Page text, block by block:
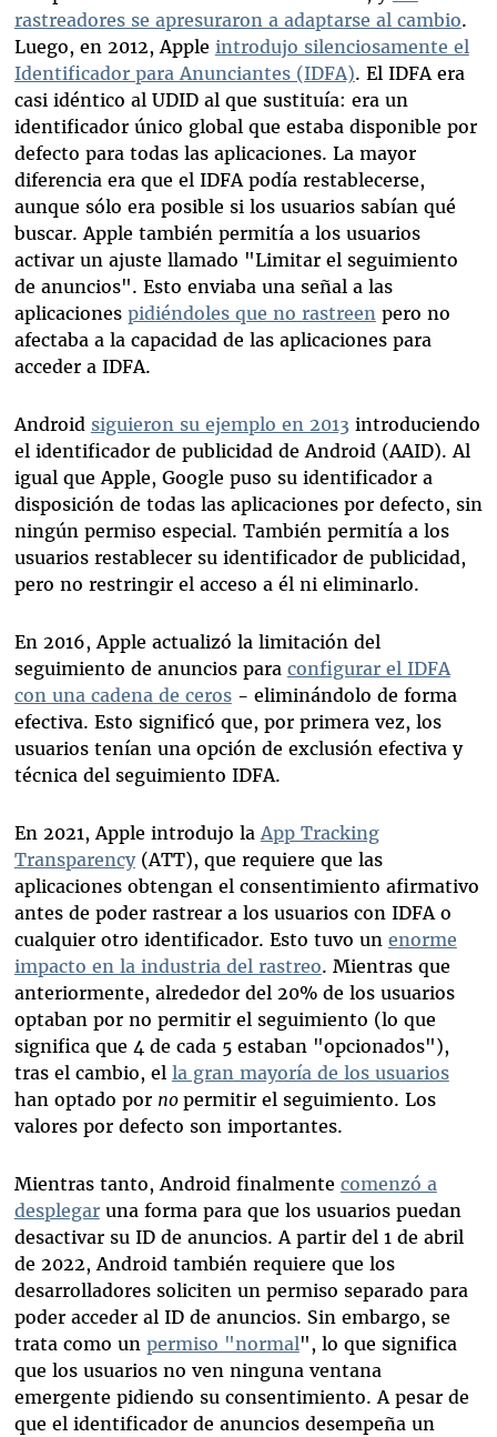
rastreadores se apresuraron a adaptarse al cambio.
Luego, en 2012, Apple introdujo silenciosamente el
Identificador para Anunciantes (IDFA). El IDFA era
casi idéntico al UDID al que sustituía: era un
identificador único global que estaba disponible por
defecto para todas las aplicaciones. La mayor
diferencia era que el IDFA podía restablecerse,
aunque sólo era posible si los usuarios sabían qué
buscar. Apple también permitía a los usuarios
activar un ajuste llamado "Limitar el seguimiento
de anuncios". Esto enviaba una señal a las
aplicaciones pidiéndoles que no rastreenpero no
afectaba a la capacidad de las aplicaciones para
acceder a IDFA.
Android siguieron su ejemplo en 2013introduciendo
el identificador de publicidad de Android (AAID). Al
igual que Apple, Google puso su identificador a
disposición de todas las aplicaciones por defecto, sin
ningún permiso especial. También permitía a los
usuarios restablecer su identificador de publicidad,
pero no restringir el acceso a él ni eliminarlo.
En 2016, Apple actualizó la limitación del
seguimiento de anuncios para configurar el IDFA
con una cadena de ceros- eliminándolo de forma
efectiva. Esto significó que, por primera vez, los
usuarios tenían una opción de exclusión efectiva y
técnica del seguimiento IDFA.
En 2021, Apple introdujo laApp Tracking
Transparency(ATT), que requiere que las
aplicaciones obtengan el consentimiento afirmativo
antes de poder rastrear a los usuarios con IDFA o
cualquier otro identificador. Esto tuvo un enorme
impacto en la industria del rastreo. Mientras que
anteriormente, alrededor del 20% de los usuarios
optaban por no permitir el seguimiento (lo que
significa que 4 de cada 5 estaban "opcionados"),
tras el cambio, el la gran mayoría de los usuarios
han optado por no permitir el seguimiento. Los
valores por defecto son importantes.
Mientras tanto, Android finalmente comenzó a
desplegaruna forma para que los usuarios puedan
desactivar su ID de anuncios. A partir del 1 de abril
de 2022, Android también requiere que los
desarrolladores soliciten un permiso separado para
poder acceder al ID de anuncios. Sin embargo, se
trata como un permiso "normal", lo que significa
que los usuarios no ven ninguna ventana
emergente pidiendo su consentimiento. A pesar de
que el identificador de anuncios desempeña un